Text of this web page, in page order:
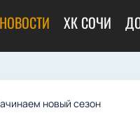
НОВОСТИ ХК СОЧИ
новый сезон